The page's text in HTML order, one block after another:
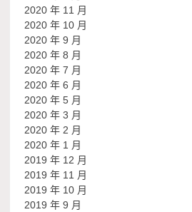
2020 年 11 月
2020 年 10 月
2020 年 9 月
2020 年 8 月
2020 年 7 月
2020 年 6 月
2020 年 5 月
2020 年 3 月
2020 年 2 月
2020 年 1 月
2019 年 12 月
2019 年 11 月
2019 年 10 月
2019 年 9 月